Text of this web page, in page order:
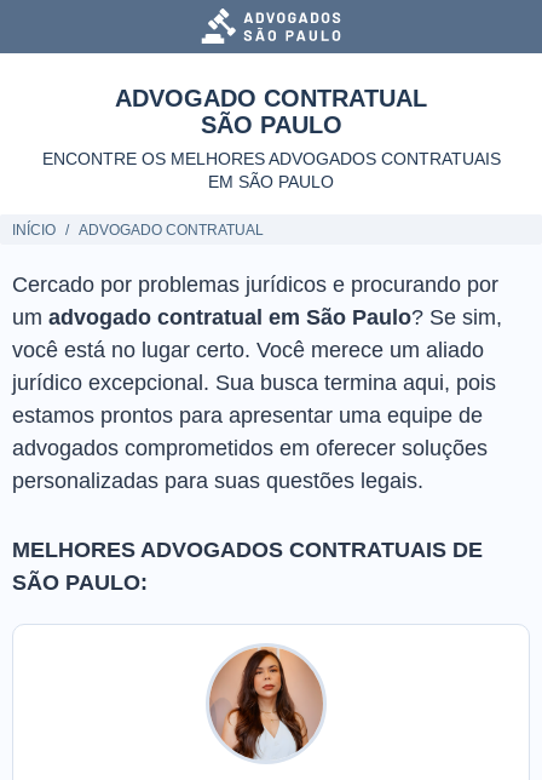
ADVOGADO CONTRATUAL
SÃO PAULO
ENCONTRE OS MELHORES ADVOGADOS CONTRATUAIS
EM SÃO PAULO
INÍCIO ADVOGADO CONTRATUAL
Cercado por problemas jurídicos e procurando por
um advogado contratual em São Paulo? Se sim,
você está no lugar certo. Você merece um aliado
jurídico excepcional. Sua busca termina aqui, pois
estamos prontos para apresentar uma equipe de
advogados comprometidos em oferecer soluções
personalizadas para suas questões legais.
MELHORES ADVOGADOS CONTRATUAIS DE
SÃO PAULO: